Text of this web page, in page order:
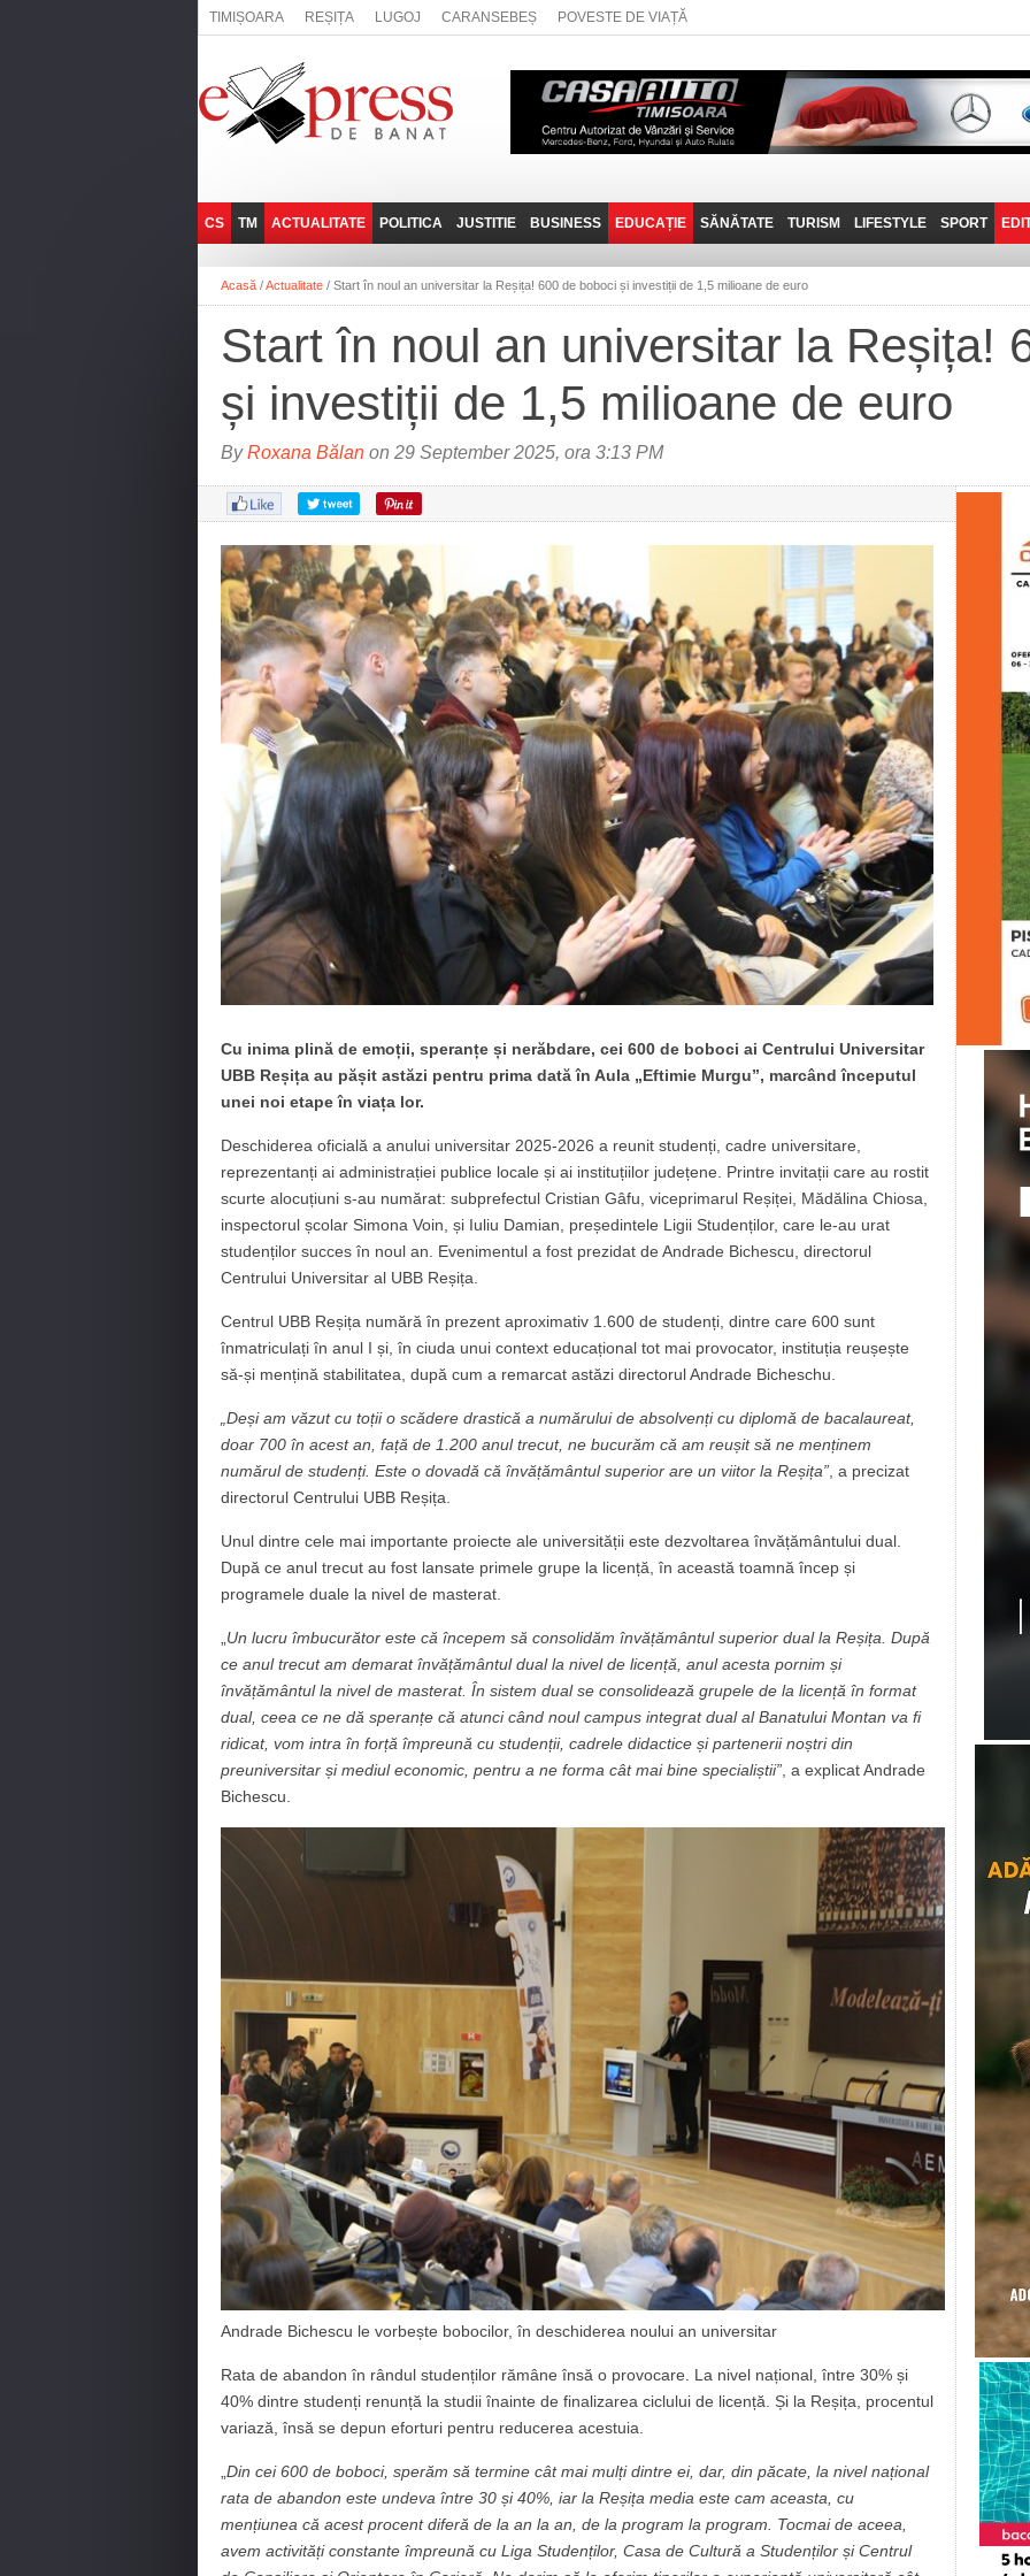
TIMIȘOARA REȘIȚA LUGOJ CARANSEBEȘ POVESTE DE VIAȚĂ
CS
REȘIȚA
CARANSEBEȘ
ANINA
BOCŞA
MOLDOVA NOUĂ
ORAVIȚA
OȚELU ROŞU
TM
LUGOJ
TIMIȘOARA
ACTUALITATE
ADMINISTRATIE
NAȚIONAL
SOCIAL
POLITICA
EXPRESSLIVE
INTERVIURILE
JUSTITIE BUSINESS
JOB-URI
TEHNIT
EDUCAȚIE SĂNĂTATE TURISM
PRIN MUNȚII
BANATULUI
FANTASTICUL BANAT
TRAVEL VLOG
LIFESTYLE
POVESTE DE VIAȚĂ
SPORT
Acasă /Actualitate / Start în noul an universitar la Reșița! 600 de boboci și investiții de 1,5 milioane de euro
Start în noul an universitar la Reșița!
și investiții de 1,5 milioane de euro
ByRoxana Bălan on 29 September 2025, ora 3:13 PM
Cu inima plină de emoții, speranțe și nerăbdare, cei 600 de boboci ai Centrului Universitar
UBB Reșița au pășit astăzi pentru prima dată în Aula „Eftimie Murgu”, marcând începutul
unei noi etape în viața lor.
Deschiderea oficială a anului universitar 2025-2026 a reunit studenți, cadre universitare,
reprezentanți ai administrației publice locale și ai instituțiilor județene. Printre invitații care au rostit
scurte alocuțiuni s-au numărat: subprefectul Cristian Gâfu, viceprimarul Reșiței, Mădălina Chiosa,
inspectorul școlar Simona Voin, și Iuliu Damian, președintele Ligii Studenților, care le-au urat
studenților succes în noul an. Evenimentul a fost prezidat de Andrade Bichescu, directorul
Centrului Universitar al UBB Reșița.
Centrul UBB Reșița numără în prezent aproximativ 1.600 de studenți, dintre care 600 sunt
înmatriculați în anul I și, în ciuda unui context educațional tot mai provocator, instituția reușește
să-și mențină stabilitatea, după cum a remarcat astăzi directorul Andrade Bicheschu.
„Deși am văzut cu toții o scădere drastică a numărului de absolvenți cu diplomă de bacalaureat,
doar 700 în acest an, față de 1.200 anul trecut, ne bucurăm că am reușit să ne menținem
numărul de studenți. Este o dovadă că învățământul superior are un viitor la Reșița” , a precizat
directorul Centrului UBB Reșița.
Unul dintre cele mai importante proiecte ale universității este dezvoltarea învățământului dual.
După ce anul trecut au fost lansate primele grupe la licență, în această toamnă încep și
programele duale la nivel de masterat.
Un lucru îmbucurător este că începem să consolidăm învățământul superior dual la Reșița. După
ce anul trecut am demarat învățământul dual la nivel de licență, anul acesta pornim și
învățământul la nivel de masterat. În sistem dual se consolidează grupele de la licență în format
dual, ceea ce ne dă speranțe că atunci când noul campus integrat dual al Banatului Montan va fi
ridicat, vom intra în forță împreună cu studenții, cadrele didactice și partenerii noștri din
preuniversitar și mediul economic, pentru a ne forma cât mai bine specialiștii” , a explicat Andrade
Bichescu.
Andrade Bichescu le vorbește bobocilor, în deschiderea noului an universitar
Rata de abandon în rândul studenților rămâne însă o provocare. La nivel național, între 30% și
40% dintre studenți renunță la studii înainte de finalizarea ciclului de licență. Și la Reșița, procentul
variază, însă se depun eforturi pentru reducerea acestuia.
Din cei 600 de boboci, sperăm să termine cât mai mulți dintre ei, dar, din păcate, la nivel național
rata de abandon este undeva între 30 și 40%, iar la Reșița media este cam aceasta, cu
mențiunea că acest procent diferă de la an la an, de la program la program. Tocmai de aceea,
avem activități constante împreună cu Liga Studenților, Casa de Cultură a Studenților și Centrul